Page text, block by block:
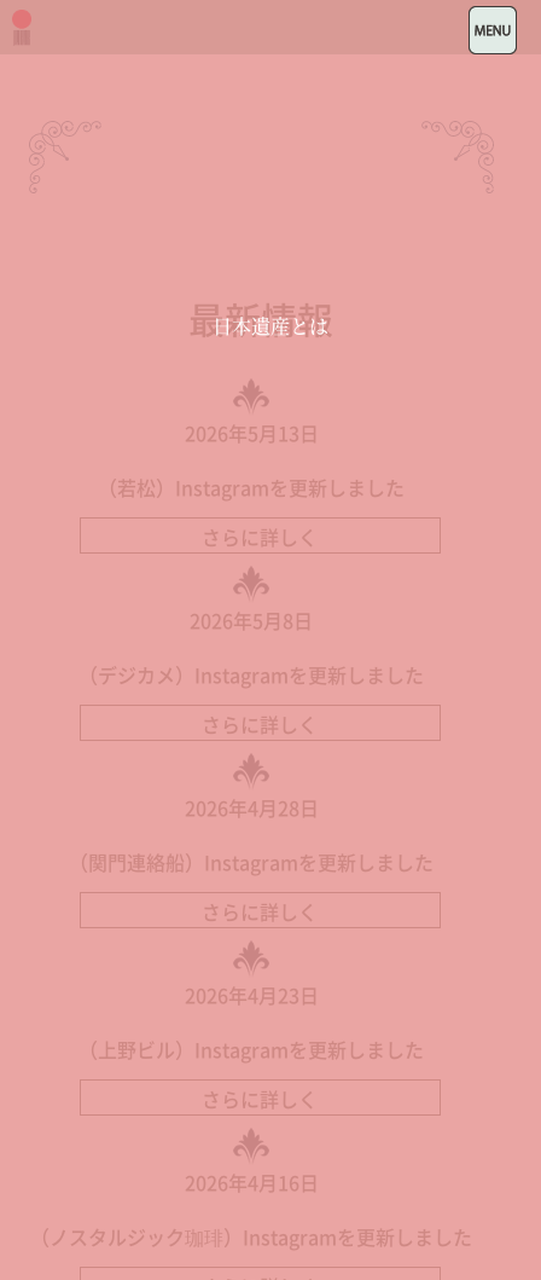
日本遺産とは
最新情報
2026年5月13日
（若松）Instagramを更新しました
さらに詳しく
2026年5月8日
（デジカメ）Instagramを更新しました
さらに詳しく
2026年4月28日
（関門連絡船）Instagramを更新しました
さらに詳しく
2026年4月23日
（上野ビル）Instagramを更新しました
さらに詳しく
2026年4月16日
（ノスタルジック珈琲）Instagramを更新しました